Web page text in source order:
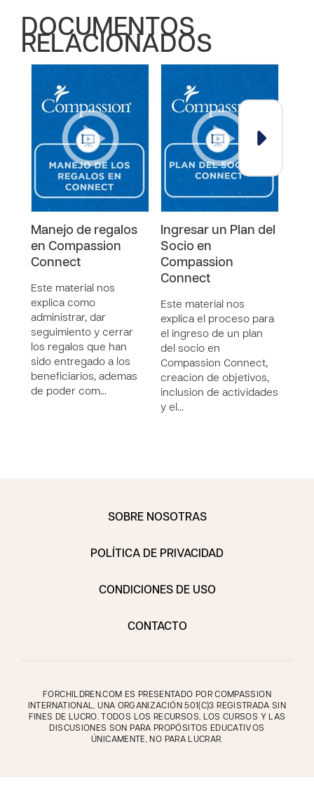
DOCUMENTOS
RELACIONADOS
Manejo de regalos
en Compassion
Connect
Este material nos
explica como
administrar, dar
seguimiento y cerrar
los regalos que han
sido entregado a los
beneficiarios, ademas
de poder com…
Ingresar un Plan del
Socio en
Compassion
Connect
Este material nos
explica el proceso para
el ingreso de un plan
del socio en
Compassion Connect,
creacion de objetivos,
inclusion de actividades
y el…
SOBRE NOSOTRAS
POLÍTICA DE PRIVACIDAD
CONDICIONES DE USO
CONTACTO
FORCHILDREN.COM ES PRESENTADO POR COMPASSION
INTERNATIONAL, UNA ORGANIZACIÓN 501(C)3 REGISTRADA SIN
FINES DE LUCRO. TODOS LOS RECURSOS, LOS CURSOS Y LAS
DISCUSIONES SON PARA PROPÓSITOS EDUCATIVOS
ÚNICAMENTE, NO PARA LUCRAR.